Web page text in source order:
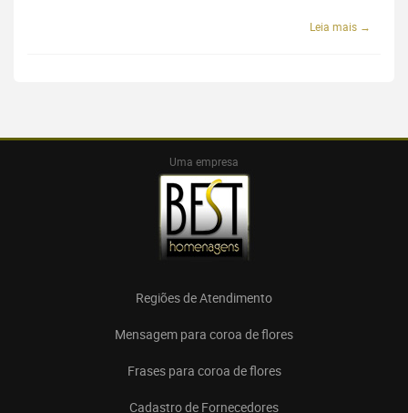
Leia mais →
Uma empresa
Regiões de Atendimento
Mensagem para coroa de flores
Frases para coroa de flores
Cadastro de Fornecedores